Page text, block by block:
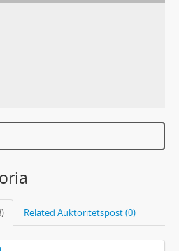
Related Auktoritetspost (0)